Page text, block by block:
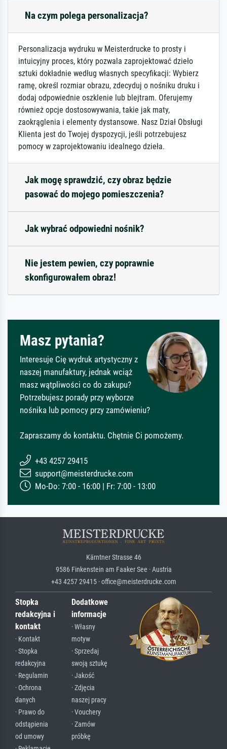
Na czym polega personalizacja?
Personalizacja wydruku w Meisterdrucke to prosty i
intuicyjny proces, który pozwala zaprojektować dzieło
sztuki dokładnie według własnych specyfikacji: Wybierz
ramę, określ rozmiar obrazu, zdecyduj o nośniku druku i
dodaj odpowiednie oszklenie lub blejtram. Oferujemy
również opcje dostosowywania, takie jak maty,
zaokrąglenia i elementy dystansowe. Nasz Dział Obsługi
Klienta jest do Twojej dyspozycji, jeśli potrzebujesz
pomocy w zaprojektowaniu idealnego dzieła.
Jak mogę sprawdzić, czy obraz będzie
pasować do mojego pomieszczenia?
Jak wybrać odpowiedni nośnik?
Nie jestem pewien, czy poprawnie
skonfigurowałem obraz!
Masz pytania?
Interesuje Cię wydruk artystyczny z
naszej manufaktury, jednak wciąż
masz wątpliwości co do zakupu?
Potrzebujesz porady przy wyborze
nośnika lub pomocy przy zamówieniu?
Zapraszamy do kontaktu. Chętnie Ci pomożemy.
+43 4257 29415
support@meisterdrucke.com
Mo-Do: 7:00 - 16:00 | Fr: 7:00 - 13:00
Kärntner Strasse 46
9586 Finkenstein am Faaker See · Austria
+43 4257 29415 · office@meisterdrucke.com
Stopka
redakcyjna i
kontakt
· Kontakt
· Stopka
redakcyjna
· Regulamin
· Ochrona
danych
· Prawo do
odstąpienia
od umowy
Dodatkowe
informacje
· Własny
motyw
· Sprzedaj
swoją sztukę
· Jakość
· Zdjęcia
naszej pracy
· Vouchery
· Zamów
próbkę